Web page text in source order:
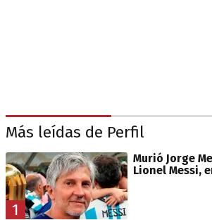
Más leídas de Perfil
1
Murió Jorge
Lionel Messi,